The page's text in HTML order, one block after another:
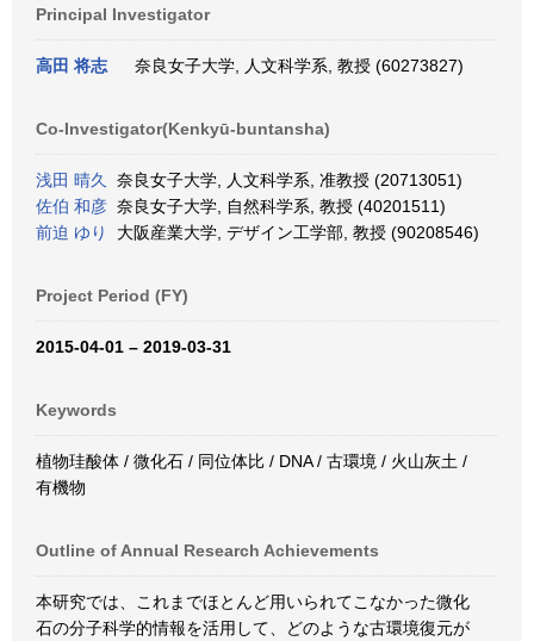
Principal Investigator
高田 将志 奈良女子大学, 人文科学系, 教授 (60273827)
Co-Investigator(Kenkyū-buntansha)
浅田 晴久
奈良女子大学, 人文科学系, 准教授 (20713051)
佐伯 和彦 奈良女子大学, 自然科学系, 教授 (40201511)
前迫 ゆり
大阪産業大学, デザイン工学部, 教授 (90208546)
Project Period (FY)
2015-04-01 – 2019-03-31
Keywords
植物珪酸体 / 微化石 / 同位体比 / DNA / 古環境 / 火山灰土 /
有機物
Outline of Annual Research Achievements
本研究では、これまでほとんど用いられてこなかった微化
石の分子科学的情報を活用して、どのような古環境復元が